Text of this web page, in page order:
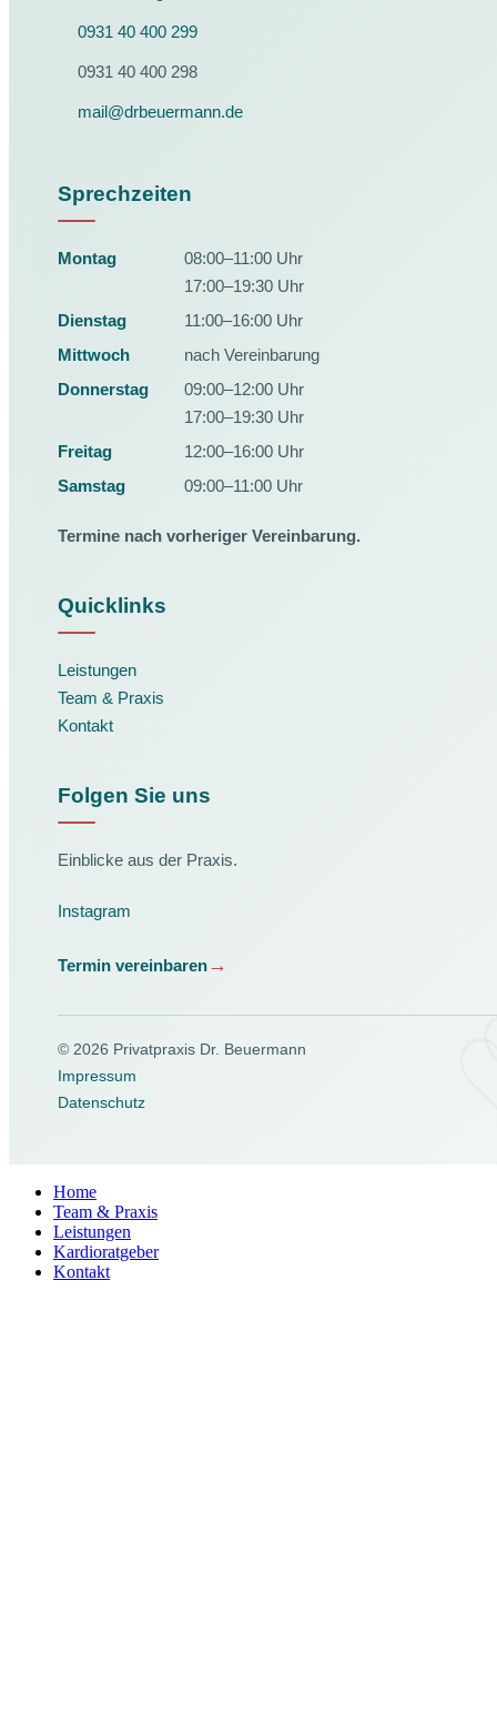
0931 40 400 299
0931 40 400 298
mail@drbeuermann.de
Sprechzeiten
Montag
08:00–11:00 Uhr
17:00–19:30 Uhr
Dienstag
11:00–16:00 Uhr
Mittwoch
nach Vereinbarung
Donnerstag
09:00–12:00 Uhr
17:00–19:30 Uhr
Freitag
12:00–16:00 Uhr
Samstag
09:00–11:00 Uhr
Termine nach vorheriger Vereinbarung.
Quicklinks
Leistungen
Team & Praxis
Kontakt
Folgen Sie uns
Einblicke aus der Praxis.
Instagram
Termin vereinbaren
© 2026 Privatpraxis Dr. Beuermann
Impressum
Datenschutz
Home
Team & Praxis
Leistungen
Kardioratgeber
Kontakt